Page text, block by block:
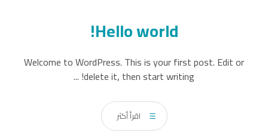
Hello world!
Welcome to WordPress. This is your first post. Edit or
delete it, then start writing! ...
اقرأ أكثر